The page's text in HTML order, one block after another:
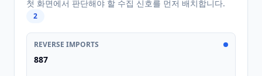
첫 화면에서 판단해야 할 수집 신호를 먼저 배치합니다.
2
REVERSE IMPORTS
887